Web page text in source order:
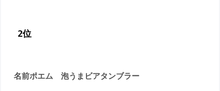
2位
名前ポエム 泡うまビアタンブラー